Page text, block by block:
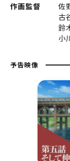
作画監督
佐
古
鈴
小
予告映像